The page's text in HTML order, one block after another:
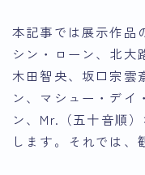
本記事では展示作品
シン・ローン、北大
木田智央、坂口宗雲
ン、マシュー・デイ
ン、Mr.（五十音順
します。それでは、